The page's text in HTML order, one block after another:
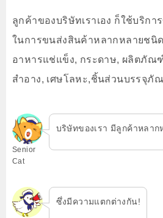
ลูกค้าของบริษัทเราเอง ก็ใช้บริกา
ในการขนส่งสินค้าหลากหลายชนิ
อาหารแช่แข็ง, กระดาษ, ผลิตภัณฑ์
สำอาง, เศษโลหะ,ชิ้นส่วนบรรจุภั
Senior
Cat
บริษัทของเรา มีลูกค้าหลาก
ซึ่งมีความแตกต่างกัน!